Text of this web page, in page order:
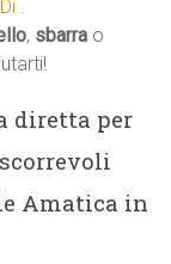
.
, sbarra o
diretta per
Amatica in